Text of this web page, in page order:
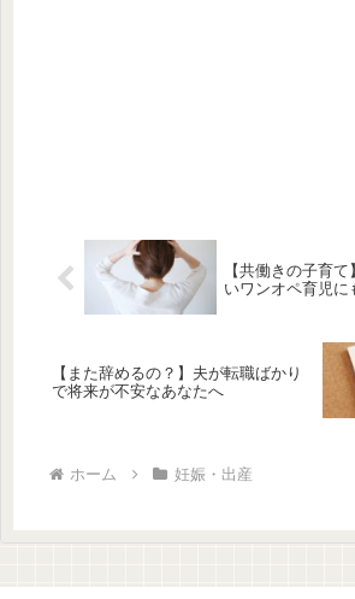
【共働きの子育
いワンオペ育児に
【また辞めるの？】夫が転職ばかり
で将来が不安なあなたへ
ホーム 妊娠・出産